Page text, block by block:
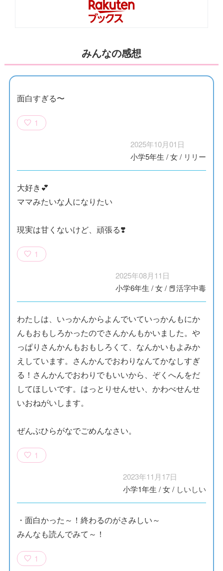
みんなの感想
面白すぎる〜
1
2025年10月01日
小学5年生 /女/ リリー
大好き💕
ママみたいな人になりたい
現実は甘くないけど、頑張る❣️
1
2025年08月11日
小学6年生 /女/ 📕活字中毒
わたしは、いっかんからよんでいていっかんもにか
んもおもしろかったのでさんかんもかいました。や
っぱりさんかんもおもしろくて、なんかいもよみか
えしています。さんかんでおわりなんてかなしすぎ
る！さんかんでおわりでもいいから、ぞくへんをだ
してほしいです。はっとりせんせい、かわべせんせ
いおねがいします。
ぜんぶひらがなでごめんなさい。
1
2023年11月17日
小学1年生 /女/ しいしい
・面白かった～！終わるのがさみしい～
みんなも読んでみて～！
1